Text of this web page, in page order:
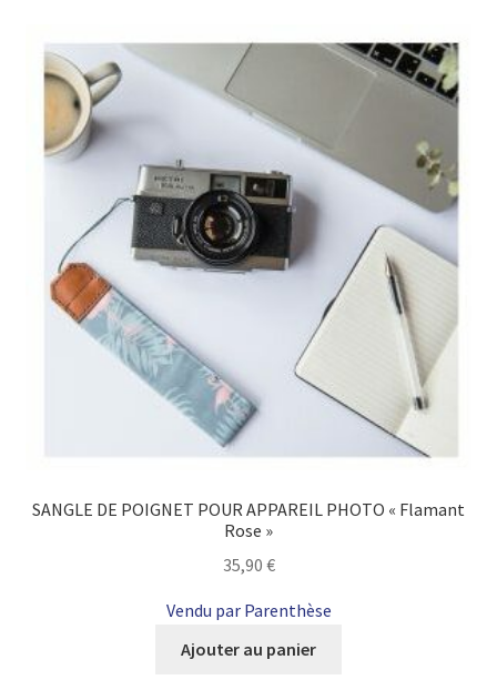
SANGLE DE POIGNET POUR APPAREIL PHOTO « Flamant
Rose »
35,90 €
Vendu par Parenthèse
Ajouter au panier